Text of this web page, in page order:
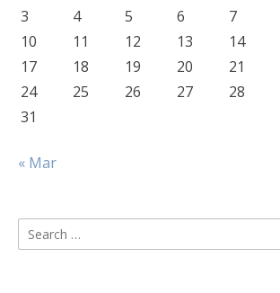
3
4 5 6 7
10
11 12 13 14
17
18 19 20 21
24
25 26 27 28
31
« Mar
Search
for: